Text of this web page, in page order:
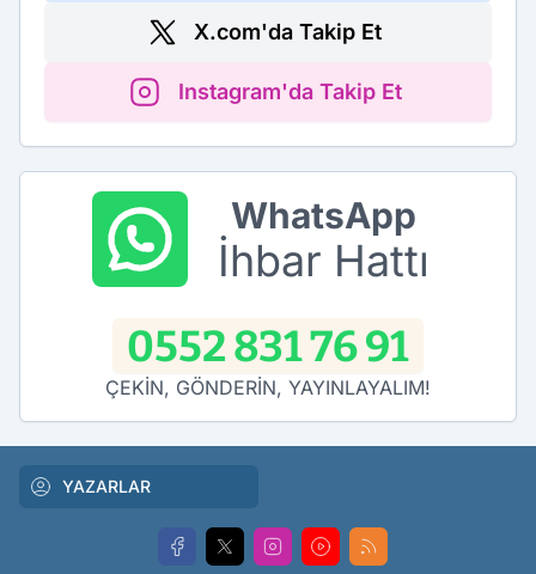
X.com'da Takip Et
Instagram'da Takip Et
WhatsApp
İhbar Hattı
0552 831 76 91
ÇEKİN, GÖNDERİN, YAYINLAYALIM!
YAZARLAR